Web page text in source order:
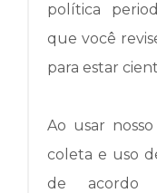
política
que você
para estar
Ao usar
coleta e uso
de acordo